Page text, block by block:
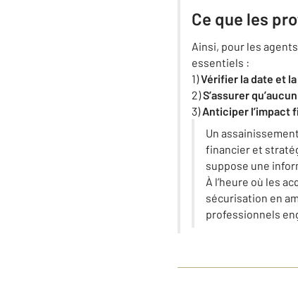
Ce que les
Ainsi, pour les
essentiels :
1)Vérifier la date et
2)S’assurer
3)Anticiper l’impact
Un
financier et
suppose une
À l’heure où les
sécurisation en
professionnels